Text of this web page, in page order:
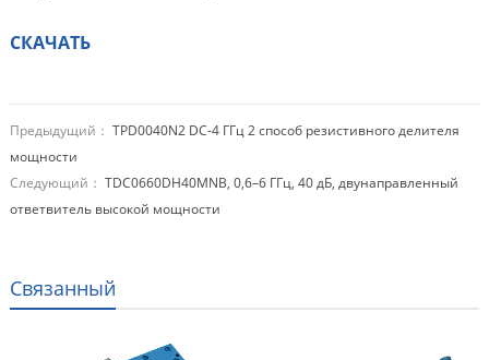
СКАЧАТЬ
Предыдущий： TPD0040N2 DC-4 ГГц 2 способ резистивного делителя
мощности
Следующий： TDC0660DH40MNB, 0,6–6 ГГц, 40 дБ, двунаправленный
ответвитель высокой мощности
Связанный